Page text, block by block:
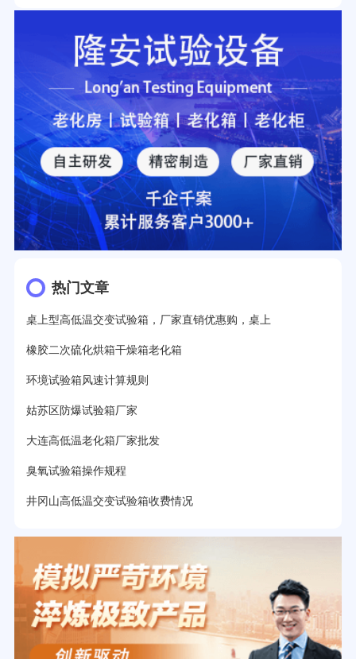
热门文章
桌上型高低温交变试验箱，厂家直销优惠购，桌上
橡胶二次硫化烘箱干燥箱老化箱
环境试验箱风速计算规则
姑苏区防爆试验箱厂家
大连高低温老化箱厂家批发
臭氧试验箱操作规程
井冈山高低温交变试验箱收费情况